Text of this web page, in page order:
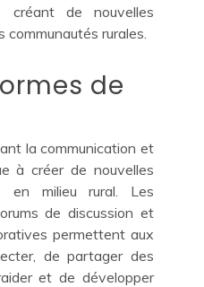
créant de nouvelles
communautés rurales.
de
la communication et
à créer de nouvelles
en milieu rural. Les
de discussion et
permettent aux
de partager des
et de développer